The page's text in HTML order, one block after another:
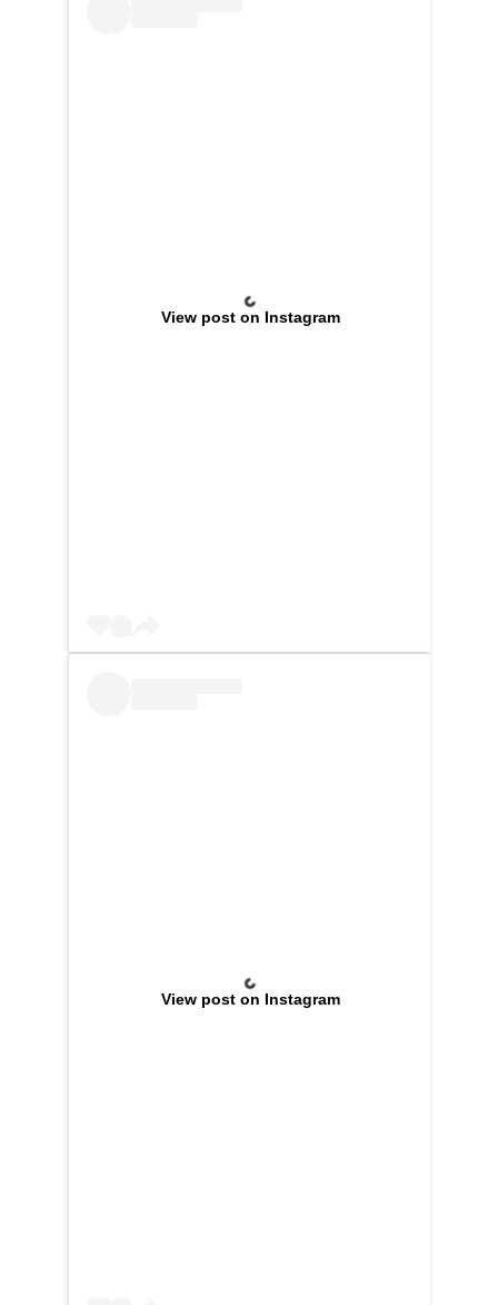
View post on Instagram
View post on Instagram